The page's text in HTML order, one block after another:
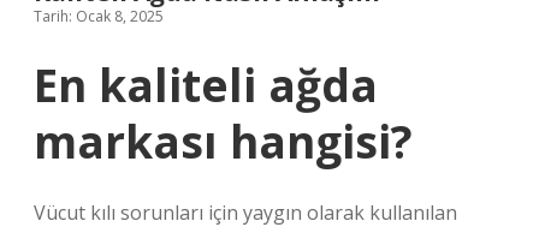
Tarih: Ocak 8, 2025
En kaliteli ağda
markası hangisi?
Vücut kılı sorunları için yaygın olarak kullanılan